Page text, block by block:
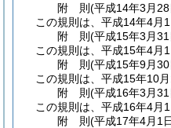
附 則(平成14年3月
この規則は、平成14年4月1
附 則(平成15年3月
この規則は、平成15年4月1
附 則(平成15年9月
この規則は、平成15年10月
附 則(平成16年3月
この規則は、平成16年4月1
附 則(平成17年4月1